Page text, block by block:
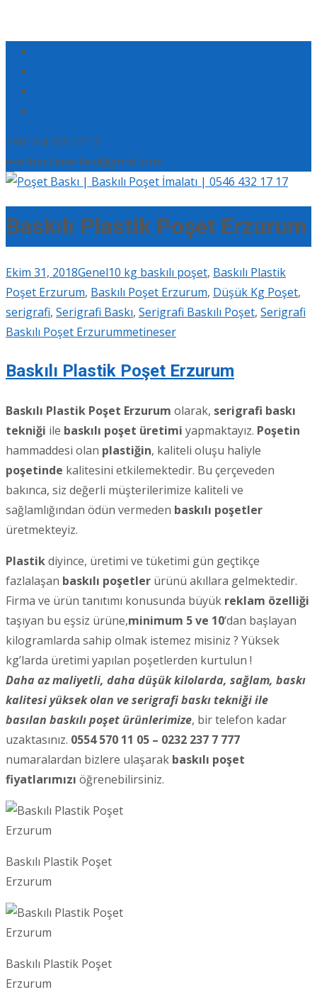
+90 554 165 17 17
eserbaskimerkezi@gmail.com
Baskılı Plastik Poşet Erzurum
Ekim 31, 2018Genel10 kg baskılı poşet, Baskılı Plastik
Poşet Erzurum, Baskılı Poşet Erzurum, Düşük Kg Poşet,
serigrafi, Serigrafi Baskı, Serigrafi Baskılı Poşet, Serigrafi
Baskılı Poşet Erzurummetineser
Baskılı Plastik Poşet Erzurum
Baskılı Plastik Poşet Erzurum olarak, serigrafi baskı
tekniği ile baskılı poşet üretimi yapmaktayız. Poşetin
hammaddesi olan plastiğin, kaliteli oluşu haliyle
poşetinde kalitesini etkilemektedir. Bu çerçeveden
bakınca, siz değerli müşterilerimize kaliteli ve
sağlamlığından ödün vermeden baskılı poşetler
üretmekteyiz.
Plastikdiyince, üretimi ve tüketimi gün geçtikçe
fazlalaşan baskılı poşetler ürünü akıllara gelmektedir.
Firma ve ürün tanıtımı konusunda büyük reklam özelliği
taşıyan bu eşsiz ürüne,minimum 5 ve 10‘dan başlayan
kilogramlarda sahip olmak istemez misiniz ? Yüksek
kg’larda üretimi yapılan poşetlerden kurtulun !
Daha az maliyetli, daha düşük kilolarda, sağlam, baskı
kalitesi yüksek olan ve serigrafi baskı tekniği ile
basılan baskılı poşet ürünlerimize, bir telefon kadar
uzaktasınız. 0554 570 11 05 – 0232 237 7 777
numaralardan bizlere ulaşarak baskılı poşet
fiyatlarımızı öğrenebilirsiniz.
Baskılı Plastik Poşet
Erzurum
Baskılı Plastik Poşet
Erzurum